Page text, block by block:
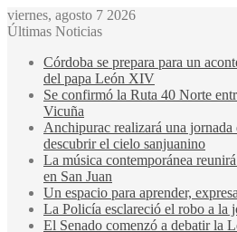
viernes, agosto 7 2026
Últimas Noticias
Córdoba se prepara para un
del papa León XIV
Se confirmó la Ruta 40 Norte
Vicuña
Anchipurac realizará una jornada
descubrir el cielo sanjuanino
La música contemporánea
en San Juan
Un espacio para aprender,
La Policía esclareció el robo a la
El Senado comenzó a debatir la